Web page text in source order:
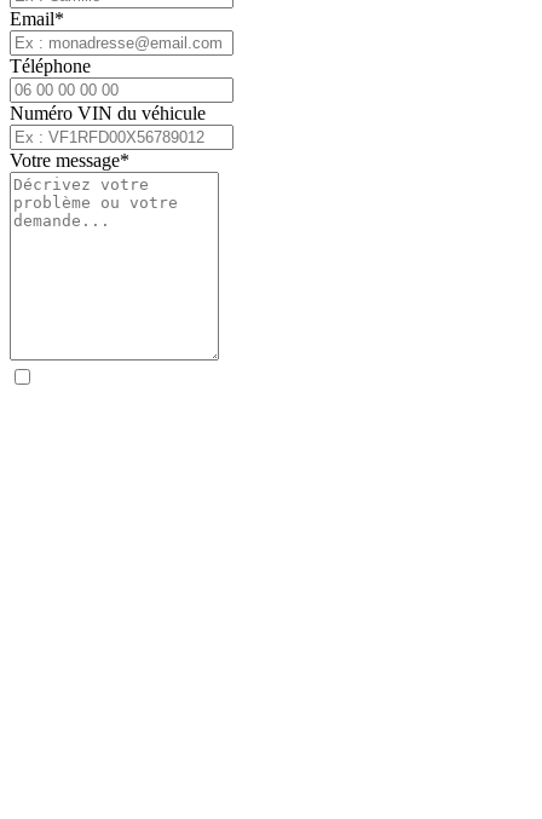
Email*
Téléphone
Numéro VIN du véhicule
Votre message*